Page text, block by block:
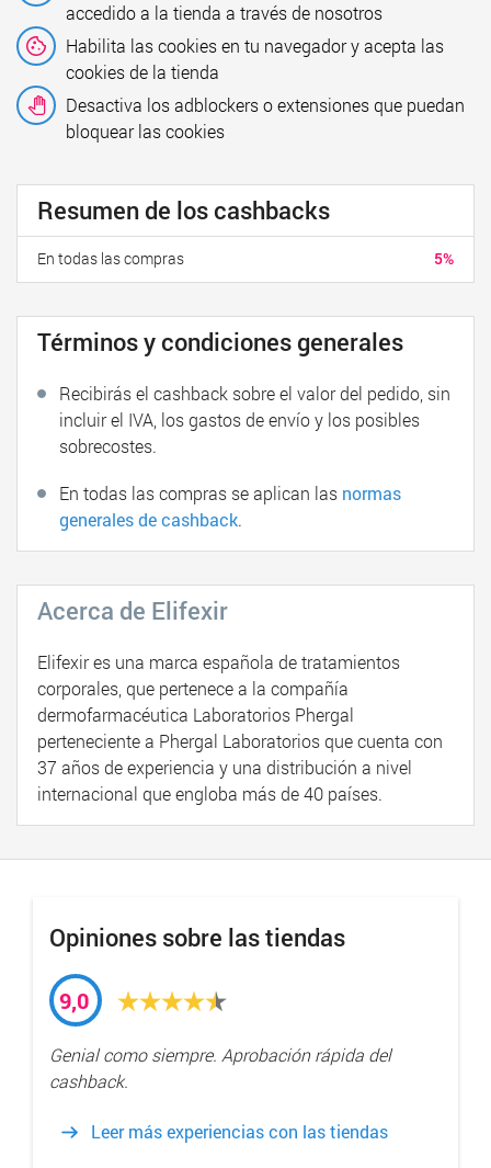
accedido a la tienda a través de nosotros
Habilita las cookies en tu navegador y acepta las
cookies de la tienda
Desactiva los adblockers o extensiones que puedan
bloquear las cookies
Resumen de los cashbacks
5%
En todas las compras
Términos y condiciones generales
Recibirás el cashback sobre el valor del pedido, sin
incluir el IVA, los gastos de envío y los posibles
sobrecostes.
En todas las compras se aplican las normas
generales de cashback.
Acerca de Elifexir
Elifexir es una marca española de tratamientos
corporales, que pertenece a la compañía
dermofarmacéutica Laboratorios Phergal
perteneciente a Phergal Laboratorios que cuenta con
37 años de experiencia y una distribución a nivel
internacional que engloba más de 40 países.
Opiniones sobre las tiendas
9,0
Genial como siempre. Aprobación rápida del
cashback.
Leer más experiencias con las tiendas